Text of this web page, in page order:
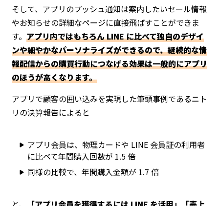
そして、アプリのプッシュ通知は案内したいセール情報
やお知らせの詳細なページに直接飛ばすことができま
す。 アプリ内ではもちろん LINE に比べて独自のデザイ
ンや細やかなパーソナライズができるので、継続的な情
報配信からの購買行動につなげる効果は一般的にアプリ
のほうが高くなります。
アプリで顧客の囲い込みを実現した筆頭事例であるニト
リの決算報告によると
アプリ会員は、物理カードや LINE 会員証の利用者
に比べて年間購入回数が 1.5 倍
同様の比較で、年間購入金額が 1.7 倍